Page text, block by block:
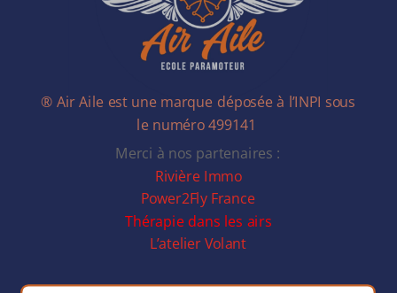
® Air Aile est une marque déposée à l’INPI sous
le numéro 499141
Merci à nos partenaires :
Rivière Immo
Power2Fly France
Thérapie dans les airs
L’atelier Volant